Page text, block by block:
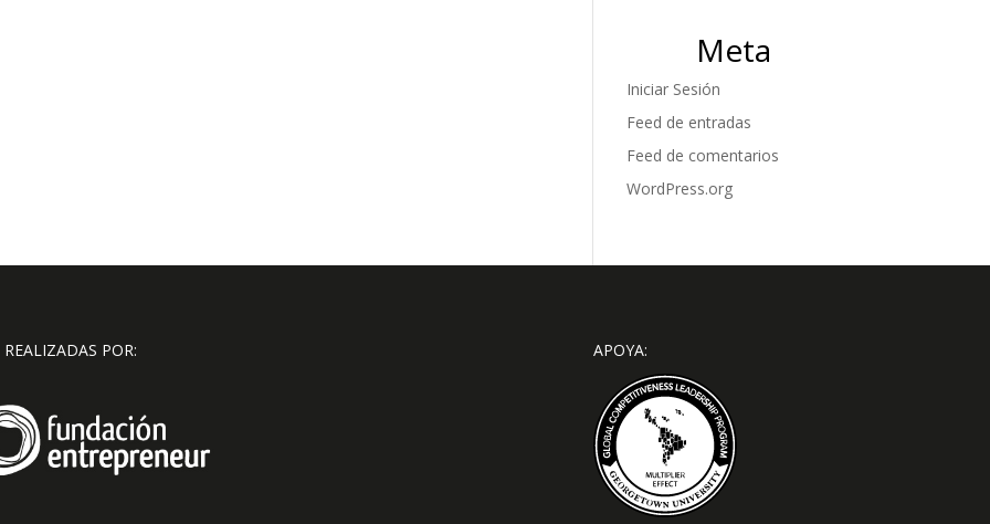
Meta
Iniciar Sesión
Feed de entradas
Feed de comentarios
WordPress.org
POR: APOYA: